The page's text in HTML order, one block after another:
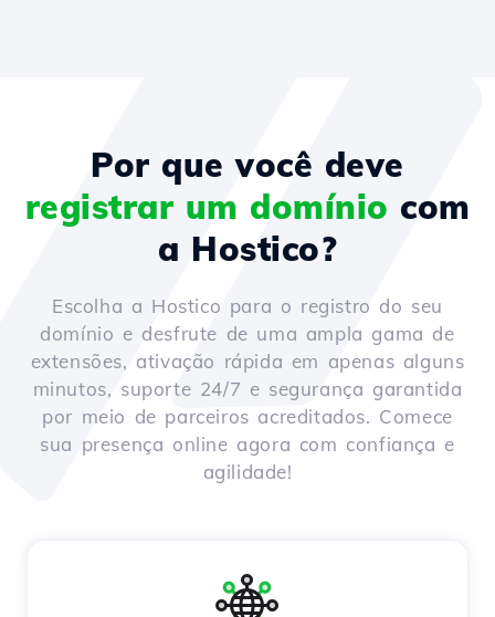
Por que você deve
registrar um domínio com
a Hostico?
Escolha a Hostico para o registro do seu
domínio e desfrute de uma ampla gama de
extensões, ativação rápida em apenas alguns
minutos, suporte 24/7 e segurança garantida
por meio de parceiros acreditados. Comece
sua presença online agora com confiança e
agilidade!